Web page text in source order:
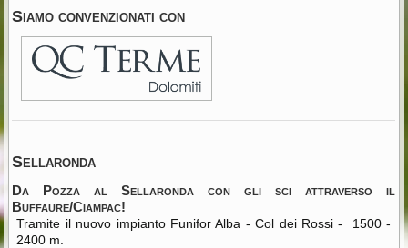
Siamo convenzionati con
Sellaronda
Da Pozza al Sellaronda con gli sci attraverso il
Buffaure/Ciampac!
Tramite il nuovo impianto Funifor Alba - Col dei Rossi - 1500 -
2400 m.